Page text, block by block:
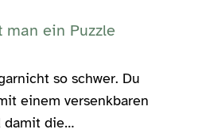
man ein Puzzle
so schwer. Du
einem versenkbaren
damit die…